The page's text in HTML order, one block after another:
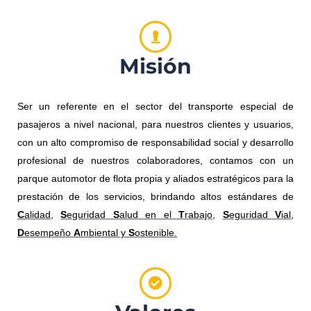
Misión
Ser un referente en el sector del transporte especial de
pasajeros a nivel nacional, para nuestros clientes y usuarios,
con un alto compromiso de responsabilidad social y desarrollo
profesional de nuestros colaboradores, contamos con un
parque automotor de flota propia y aliados estratégicos para la
prestación de los servicios, brindando altos estándares de
Calidad,Seguridad Salud en elTrabajo, SeguridadVial,
Desempeño Ambiental y Sostenible.